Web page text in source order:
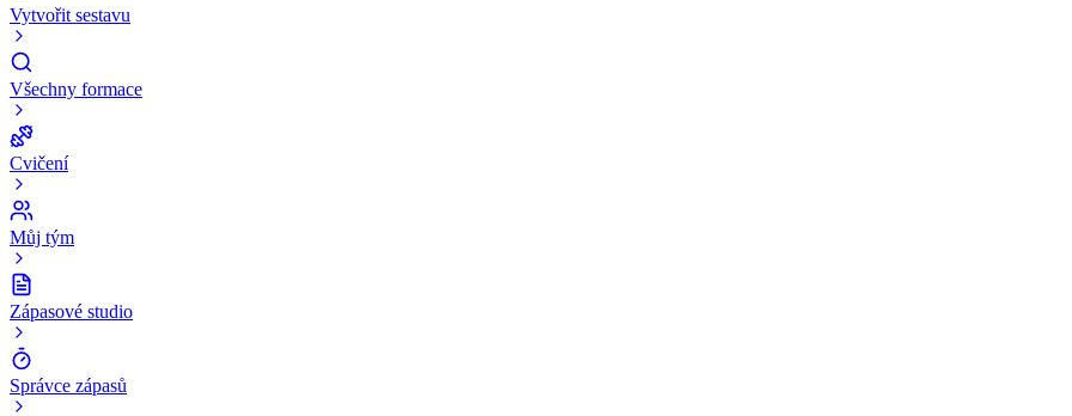
Vytvořit sestavu
Všechny formace
Cvičení
Můj tým
Zápasové studio
Správce zápasů